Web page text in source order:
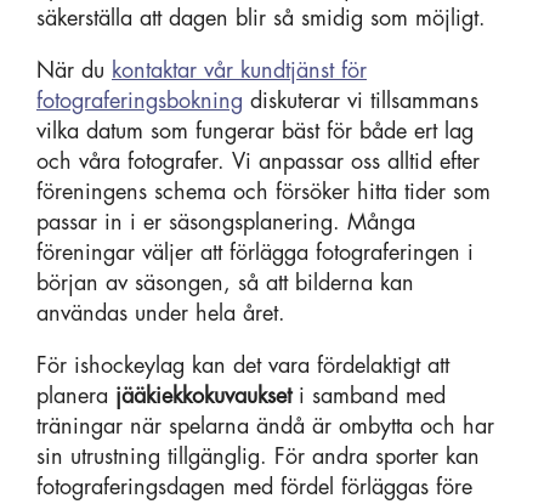
säkerställa att dagen blir så smidig som möjligt.
När du kontaktar vår kundtjänst för
fotograferingsbokning diskuterar vi tillsammans
vilka datum som fungerar bäst för både ert lag
och våra fotografer. Vi anpassar oss alltid efter
föreningens schema och försöker hitta tider som
passar in i er säsongsplanering. Många
föreningar väljer att förlägga fotograferingen i
början av säsongen, så att bilderna kan
användas under hela året.
För ishockeylag kan det vara fördelaktigt att
planera jääkiekkokuvaukseti samband med
träningar när spelarna ändå är ombytta och har
sin utrustning tillgänglig. För andra sporter kan
fotograferingsdagen med fördel förläggas före